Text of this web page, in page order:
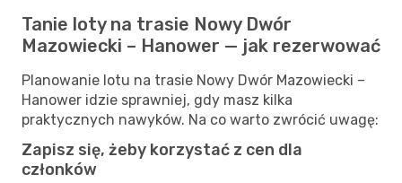
Tanie loty na trasie Nowy Dwór
Mazowiecki – Hanower — jak rezerwować
Planowanie lotu na trasie Nowy Dwór Mazowiecki –
Hanower idzie sprawniej, gdy masz kilka
praktycznych nawyków. Na co warto zwrócić uwagę:
Zapisz się, żeby korzystać z cen dla
członków